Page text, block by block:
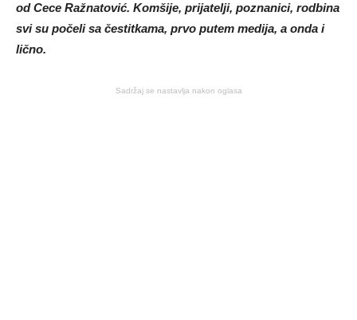
od Cece Ražnatović. Komšije, prijatelji, poznanici, rodbina
svi su počeli sa čestitkama, prvo putem medija, a onda i
lično.
Sadržaj se nastavlja nakon oglasa